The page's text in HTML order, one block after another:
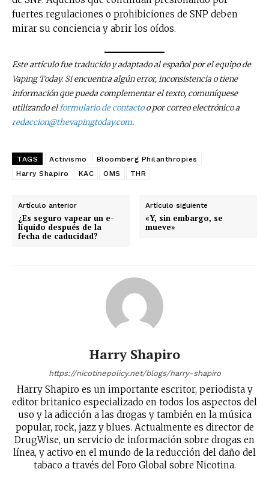
No te pierdas de las
fuertes regulaciones o prohibiciones de SNP deben
mirar su conciencia y abrir los oídos.
Este artículo fue traducido y adaptado al español por el equipo de
Vaping Today. Si encuentra algún error, inconsistencia o tiene
información que pueda complementar el texto, comuníquese
utilizando elformulario de contactoo por correo electrónico a
redaccion@thevapingtoday.com.
TAGS Activismo
Bloomberg Philanthropies
Harry Shapiro
KAC OMS THR
Artículo anterior
¿Es seguro vapear un e-
líquido después de la
fecha de caducidad?
Artículo siguiente
«Y, sin embargo, se
mueve»
Harry Shapiro
https://nicotinepolicy.net/blogs/harry-shapiro
Harry Shapiro es un importante escritor, periodista y
editor britanico especializado en todos los aspectos del
uso y la adicción a las drogas y también en la música
popular, rock, jazz y blues. Actualmente es director de
DrugWise, un servicio de información sobre drogas en
línea, y activo en el mundo de la reducción del daño del
tabaco a través del Foro Global sobre Nicotina.